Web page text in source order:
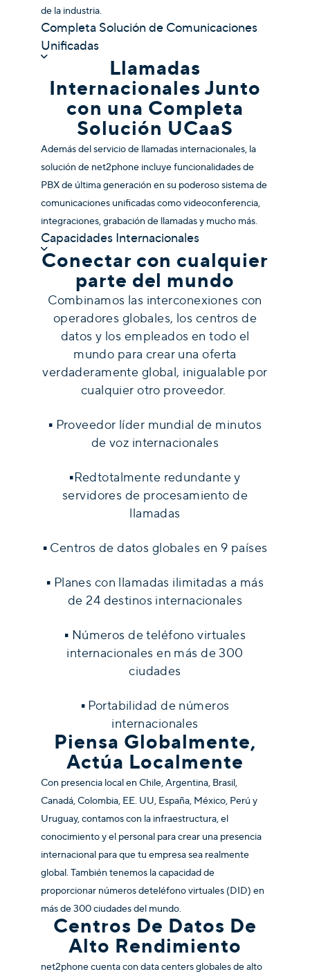
de la industria.
Completa Solución de Comunicaciones
Unificadas
Llamadas
Internacionales Junto
con una Completa
Solución UCaaS
Además del servicio de llamadas internacionales, la
solución de net2phone incluye funcionalidades de
PBX de última generación en su poderoso sistema de
comunicaciones unificadas como videoconferencia,
integraciones, grabación de llamadas y mucho más.
Capacidades Internacionales
Conectar con cualquier
parte del mundo
Combinamos las interconexiones con
operadores globales, los centros de
datos y los empleados en todo el
mundo para crear una oferta
verdaderamente global, inigualable por
cualquier otro proveedor.
▪ Proveedor líder mundial de minutos
de voz internacionales
▪Redtotalmente redundante y
servidores de procesamiento de
llamadas
▪Centros de datos globales en 9 países
▪ Planes con llamadas ilimitadas a más
de 24 destinos internacionales
▪ Números de teléfono virtuales
internacionales en más de 300
ciudades
▪Portabilidad de números
internacionales
Piensa Globalmente,
Actúa Localmente
Con presencia local en Chile, Argentina, Brasil,
Canadá, Colombia, EE. UU, España, México, Perú y
Uruguay, contamos con la infraestructura, el
conocimiento y el personal para crear una presencia
internacional para que tu empresa sea realmente
global. También tenemos la capacidad de
proporcionar números deteléfono virtuales (DID) en
más de 300 ciudades del mundo.
Centros De Datos De
Alto Rendimiento
net2phone cuenta con data centers globales de alto